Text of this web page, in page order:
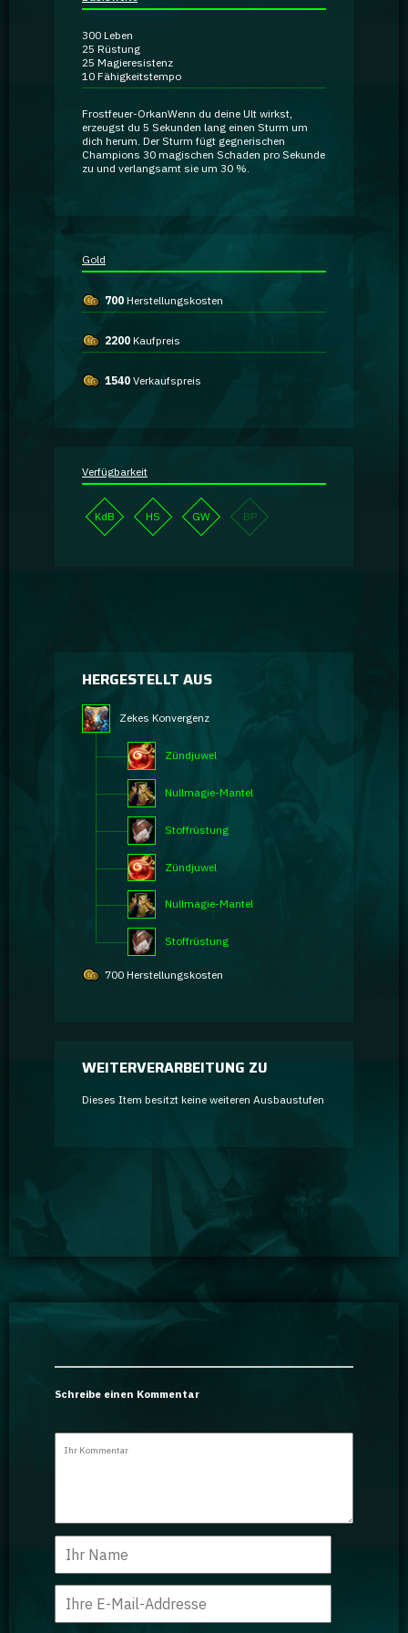
GA Coachie Chat
300 Leben
25 Rüstung
25 Magieresistenz
10 Fähigkeitstempo
Frostfeuer-OrkanWenn du deine Ult wirkst,
erzeugst du 5 Sekunden lang einen Sturm um
dich herum. Der Sturm fügt gegnerischen
Champions 30 magischen Schaden pro Sekunde
zu und verlangsamt sie um 30 %.
Gold
700 Herstellungskosten
2200 Kaufpreis
1540 Verkaufspreis
Verfügbarkeit
KdB HS GW BP
HERGESTELLT AUS
Zekes Konvergenz
Zündjuwel
Nullmagie-Mantel
Stoffrüstung
Zündjuwel
Nullmagie-Mantel
Stoffrüstung
700 Herstellungskosten
WEITERVERARBEITUNG ZU
Dieses Item besitzt keine weiteren Ausbaustufen
Schreibe einen Kommentar